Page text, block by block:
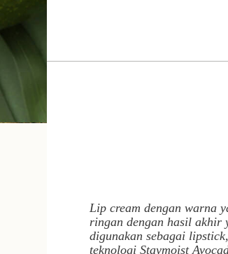
Lip cream dengan warna
ringan dengan hasil akhir
digunakan sebagai lipstick,
teknologi Staymoist